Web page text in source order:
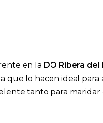
en la DO Ribera del
que lo hacen ideal
tanto para